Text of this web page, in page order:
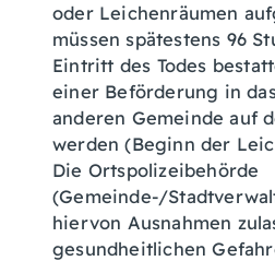
oder Leichenräumen
müssen spätestens 96
Eintritt des Todes
einer Beförderung in
anderen Gemeinde auf
werden (Beginn der
Die Ortspolizeibehörde
(Gemeinde-/
hiervon Ausnahmen
gesundheitlichen